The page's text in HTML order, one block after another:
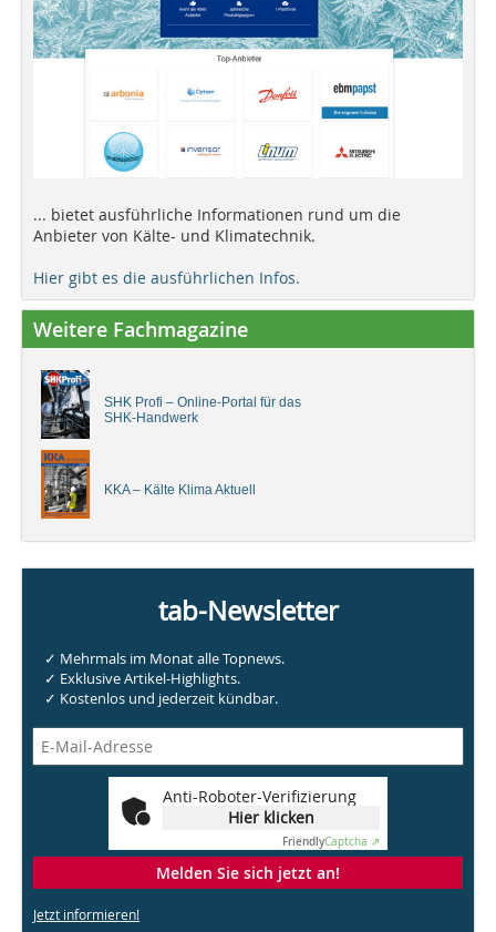
... bietet ausführliche Informationen rund um die
Anbieter von Kälte- und Klimatechnik.
Hier gibt es die ausführlichen Infos.
Weitere Fachmagazine
SHK Profi – Online-Portal für das
SHK-Handwerk
KKA – Kälte Klima Aktuell
tab-Newsletter
✓ Mehrmals im Monat alle Topnews.
✓ Exklusive Artikel-Highlights.
✓ Kostenlos und jederzeit kündbar.
Anti-Roboter-Verifizierung
Hier klicken
FriendlyCaptcha ⇗
Melden Sie sich jetzt an!
Jetzt informieren!